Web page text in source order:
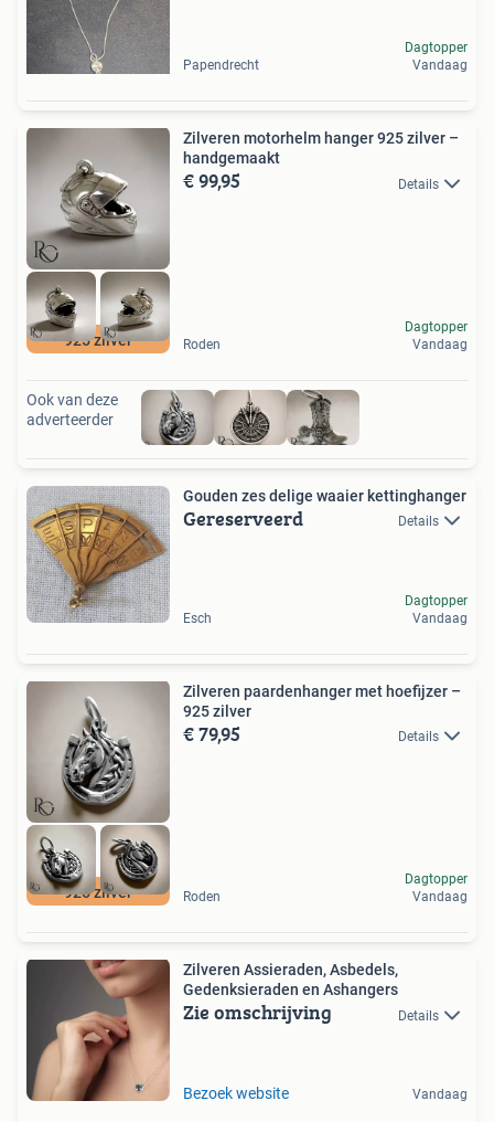
Papendrecht
Dagtopper
Vandaag
925 zilver
Zilveren motorhelm hanger 925 zilver –
handgemaakt
€ 99,95 Details
Roden
Dagtopper
Vandaag
Ook van deze
adverteerder
Gouden zes delige waaier kettinghanger
Gereserveerd Details
Esch
Dagtopper
Vandaag
925 zilver
Zilveren paardenhanger met hoefijzer –
925 zilver
€ 79,95 Details
Roden
Dagtopper
Vandaag
Zilveren Assieraden, Asbedels,
Gedenksieraden en Ashangers
Zie omschrijving Details
Bezoek website Vandaag